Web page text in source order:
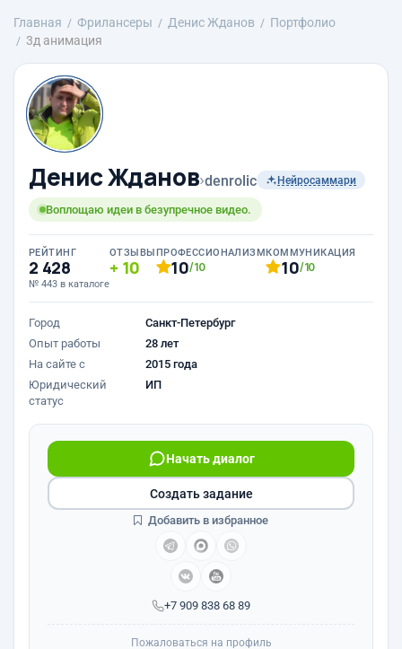
Главная Фрилансеры Денис Жданов
Портфолио
3д анимация
Денис Жданов›denrolic Нейросаммари
Воплощаю идеи в безупречное видео.
РЕЙТИНГ
2 428
№ 443 в каталоге
ОТЗЫВЫ
10
ПРОФЕССИОНАЛИЗМ
10/10
КОММУНИКАЦИЯ
10/10
Город
Санкт-Петербург
Опыт работы
28 лет
На сайте с
2015 года
Юридический
статус
ИП
+7 909 838 68 89
Начать диалог
Создать задание
Добавить в избранное
Пожаловаться на профиль